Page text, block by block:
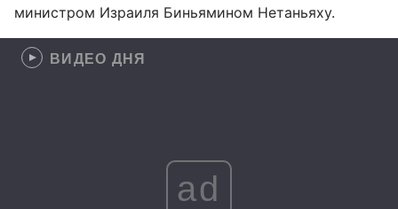
министром Израиля Биньямином Нетаньяху.
ВИДЕО ДНЯ
ad